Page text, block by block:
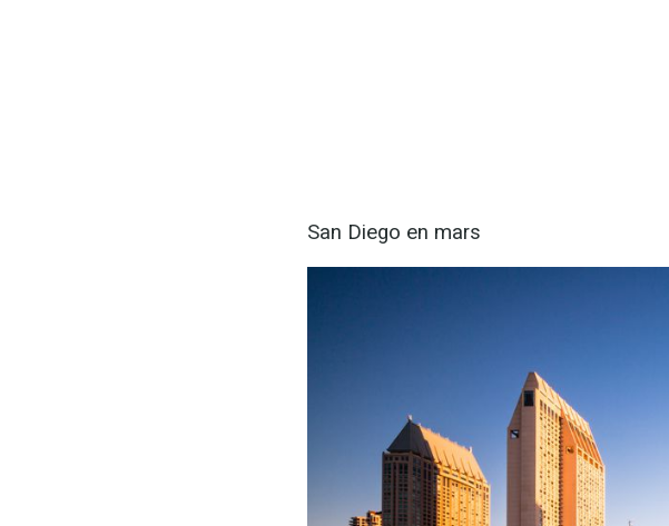
San Diego en mars